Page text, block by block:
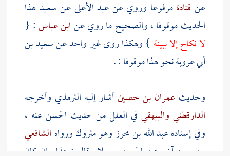
عن قتادةمرفوعا وروي عنعبد الأعلىعنسعيدهذا
الحديث موقوفا ، والصحيح ما روي عنابن عباس: {
لا نكاح إلا ببينة } وهكذا روى غير واحد عنسعيد بن
أبي عروبةنحو هذا موقوفا : .
وحديثعمران بن حصينأشار إليه الترمذي وأخرجه
الدارقطني والبيهقي في العلل من حديث الحسنعنه ،
وفي إسنادهعبد الله بن محرزوهو متروك ورواه الشافعي
من وجه آخر عن الحسن مرسلا وقال : هذا وإن كان